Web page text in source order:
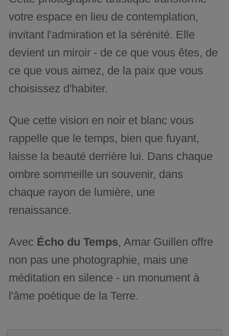
votre espace en lieu de contemplation,
invitant l'admiration et la sérénité. Elle
devient un miroir - de ce que vous êtes, de
ce que vous aimez, de la paix que vous
choisissez d'habiter.
Que cette vision en noir et blanc vous
rappelle que le temps, bien que fuyant,
laisse la beauté derrière lui. Dans chaque
ombre sommeille un souvenir, dans
chaque rayon de lumière, une
renaissance.
Avec Écho du Temps, Amar Guillen offre
non pas une photographie, mais une
méditation en silence - un monument à
l'âme poétique de la Terre.